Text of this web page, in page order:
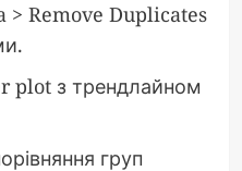
> Remove Duplicates
plot з трендлайном
груп